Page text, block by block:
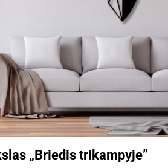
„Briedis trikampyje”